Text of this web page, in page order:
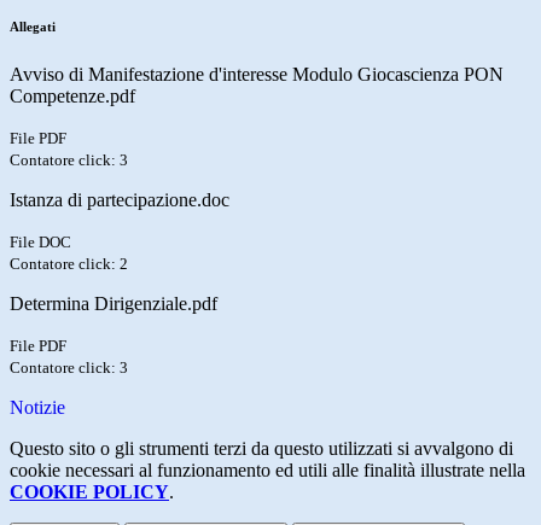
Allegati
Avviso di Manifestazione d'interesse Modulo Giocascienza PON
Competenze.pdf
File PDF
Contatore click: 3
Istanza di partecipazione.doc
File DOC
Contatore click: 2
Determina Dirigenziale.pdf
File PDF
Contatore click: 3
Notizie
Questo sito o gli strumenti terzi da questo utilizzati si avvalgono di
cookie necessari al funzionamento ed utili alle finalità illustrate nella
COOKIE POLICY.